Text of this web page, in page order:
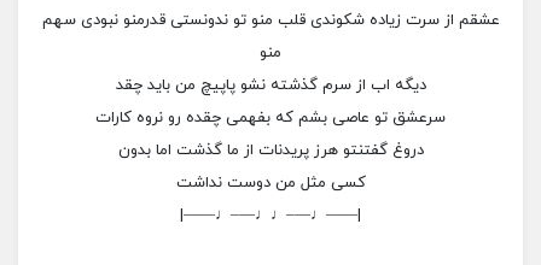
عشقم از سرت زیاده شکوندی قلب منو تو ندونستی قدرمنو نبودی سهم
منو
دیگه اب از سرم گذشته نشو پاپیچ من باید چقد
سرعشق تو عاصی بشم که بفهمی چقده رو نروه کارات
دروغ گفتنتو هرز پریدنات از ما گذشت اما بدون
کسی مثل من دوست نداشت
|——♩—–♩♩—–♩——|